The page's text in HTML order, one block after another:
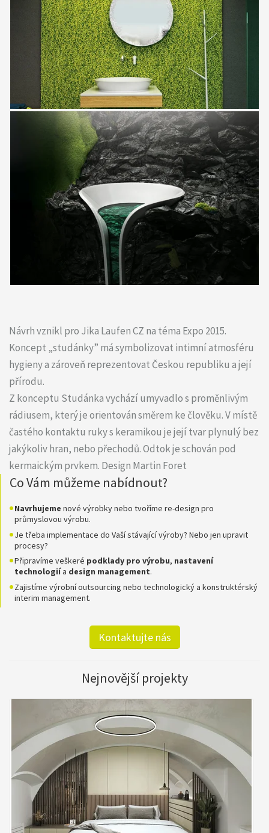
Návrh vznikl pro Jika Laufen CZ na téma Expo 2015.
Koncept „studánky” má symbolizovat intimní atmosféru
hygieny a zároveň reprezentovat Českou republiku a její
přírodu.
Z konceptu Studánka vychází umyvadlo s proměnlivým
rádiusem, který je orientován směrem ke člověku. V místě
častého kontaktu ruky s keramikou je její tvar plynulý bez
jakýkoliv hran, nebo přechodů. Odtok je schován pod
kermaickým prvkem. Design Martin Foret
Co Vám můžeme nabídnout?
Navrhujeme nové výrobky nebo tvoříme re-design pro
průmyslovou výrobu.
Je třeba implementace do Vaší stávající výroby? Nebo jen upravit
procesy?
Připravíme veškeré podklady pro výrobu, nastavení
technologiía design management.
Zajistíme výrobní outsourcing nebo technologický a konstruktérský
interim management.
Kontaktujte nás
Nejnovější projekty